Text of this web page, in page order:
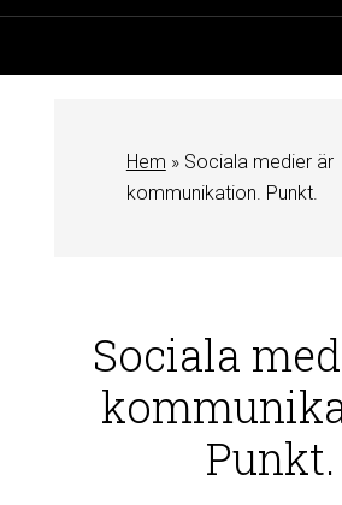
Hem » Sociala medier är
kommunikation. Punkt.
Sociala
Punkt.